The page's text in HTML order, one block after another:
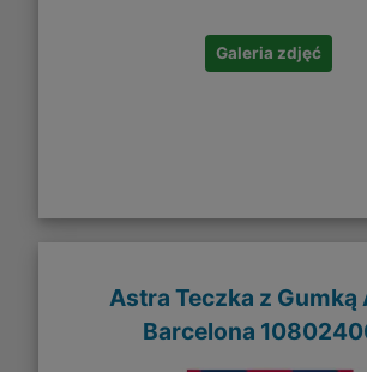
Galeria zdjęć
Astra Teczka z Gumką
Barcelona